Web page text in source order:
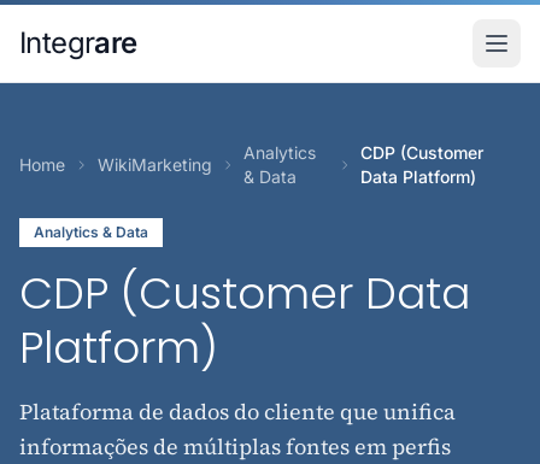
Integrare
Home WikiMarketing
Analytics
& Data
CDP (Customer
Data Platform)
Analytics & Data
CDP (Customer Data
Platform)
Plataforma de dados do cliente que unifica
informações de múltiplas fontes em perfis